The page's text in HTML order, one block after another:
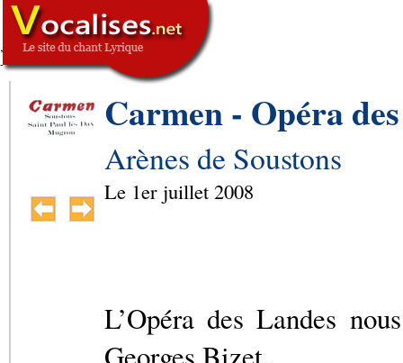
,
SIGNATURE
-->
Carmen - Opéra
Arènes de Soustons
Le 1er juillet 2008
L’Opéra des Landes